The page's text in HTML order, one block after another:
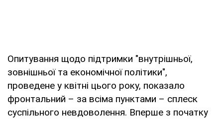
Опитування щодо підтримки "внутрішньої,
зовнішньої та економічної політики",
проведене у квітні цього року, показало
фронтальний – за всіма пунктами – сплеск
суспільного невдоволення. Вперше з початку